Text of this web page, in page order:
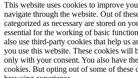
This website uses cookies to improve
navigate through the website. Out of
categorized as necessary are stored on
essential for the working of basic
also use third-party cookies that help us
you use this website. These cookies will
only with your consent. You also have
cookies. But opting out of some of these